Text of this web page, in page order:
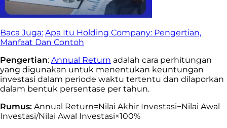
Baca Juga: Apa Itu Holding Company: Pengertian,
Manfaat Dan Contoh
Pengertian: Annual Return adalah cara perhitungan
yang digunakan untuk menentukan keuntungan
investasi dalam periode waktu tertentu dan dilaporkan
dalam bentuk persentase per tahun.
Rumus: Annual Return=Nilai Akhir Investasi−Nilai Awal
Investasi/Nilai Awal Investasi×100%